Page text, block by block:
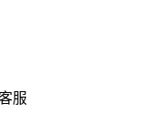
服